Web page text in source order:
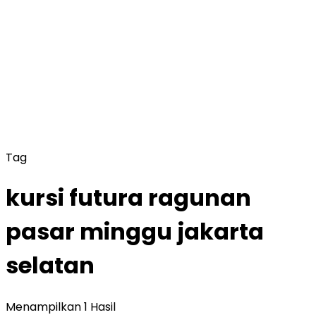
Tag
kursi futura ragunan
pasar minggu jakarta
selatan
Menampilkan 1 Hasil